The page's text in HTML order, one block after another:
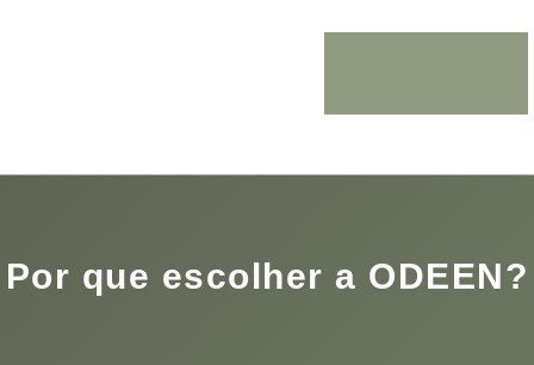
Por que escolher a ODEEN?